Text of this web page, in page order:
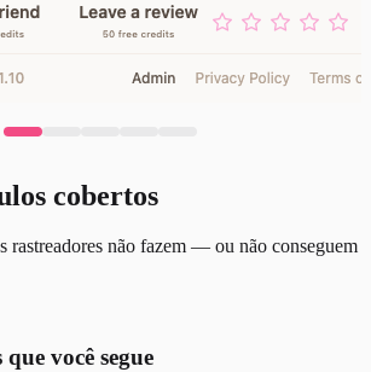
cobertos
rastreadores não fazem — ou não conseguem
você segue